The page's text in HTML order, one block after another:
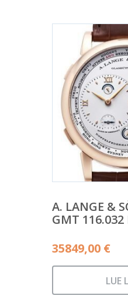
A. LANGE &
GMT 116.032
35849,00 €
LUE